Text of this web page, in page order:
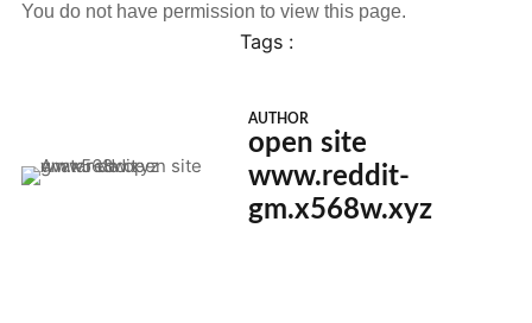
You do not have permission to view this page.
Tags :
AUTHOR
open site
www.reddit-
gm.x568w.xyz